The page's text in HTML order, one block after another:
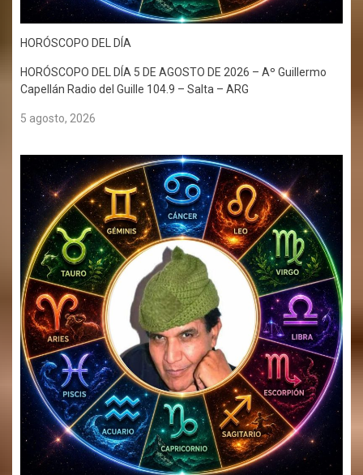
HORÓSCOPO DEL DÍA
HORÓSCOPO DEL DÍA 5 DE AGOSTO DE 2026 – Aº Guillermo
Capellán Radio del Guille 104.9 – Salta – ARG
5 agosto, 2026